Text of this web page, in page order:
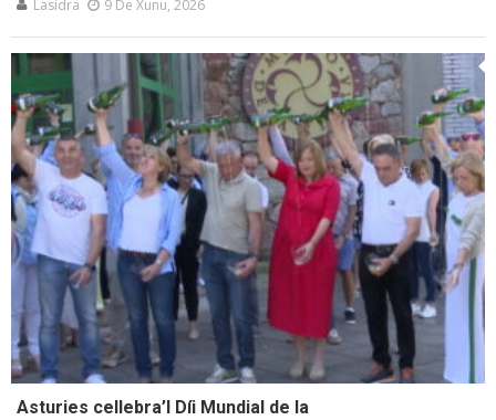
Lasidra 9 De Xunu, 2026
Asturies cellebra’l Díi Mundial de la